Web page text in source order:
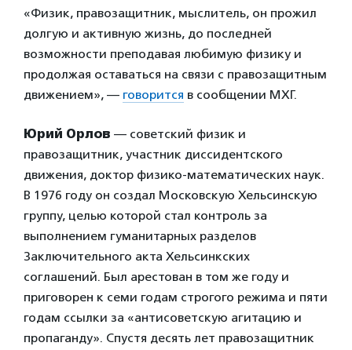
«Физик, правозащитник, мыслитель, он прожил
долгую и активную жизнь, до последней
возможности преподавая любимую физику и
продолжая оставаться на связи с правозащитным
движением», — говорится в сообщении МХГ.
Юрий Орлов — советский физик и
правозащитник, участник диссидентского
движения, доктор физико-математических наук.
В 1976 году он создал Московскую Хельсинскую
группу, целью которой стал контроль за
выполнением гуманитарных разделов
Заключительного акта Хельсинкских
соглашений. Был арестован в том же году и
приговорен к семи годам строгого режима и пяти
годам ссылки за «антисоветскую агитацию и
пропаганду». Спустя десять лет правозащитник